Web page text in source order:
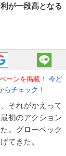
利が一段高となる
ーンを掲載！
今ど
らチェック！
それがかえって
初のアクション
。グローベック
てきた。